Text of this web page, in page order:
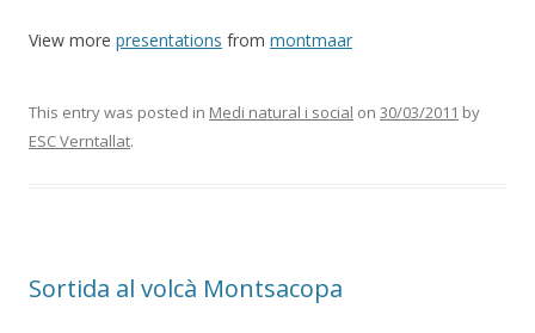
View more presentations from montmaar
This entry was posted in Medi natural i social on 30/03/2011 by
ESC Verntallat.
Sortida al volcà Montsacopa